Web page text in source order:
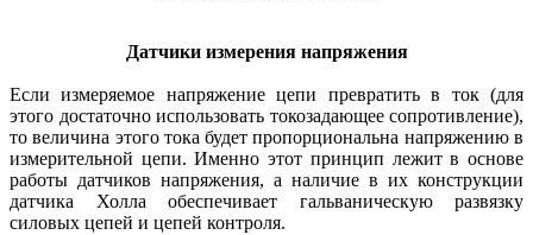
Датчики измерения напряжения
Если измеряемое напряжение цепи превратить в ток (для
этого достаточно использовать токозадающее сопротивление),
то величина этого тока будет пропорциональна напряжению в
измерительной цепи. Именно этот принцип лежит в основе
работы датчиков напряжения, а наличие в их конструкции
датчика Холла обеспечивает гальваническую развязку
силовых цепей и цепей контроля.